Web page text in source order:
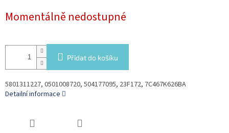
cena:
Momentálně nedostupné
Přidat do košíku
5801311227, 0501008720, 504177095, 23F172, 7C467K626BA
Detailní informace